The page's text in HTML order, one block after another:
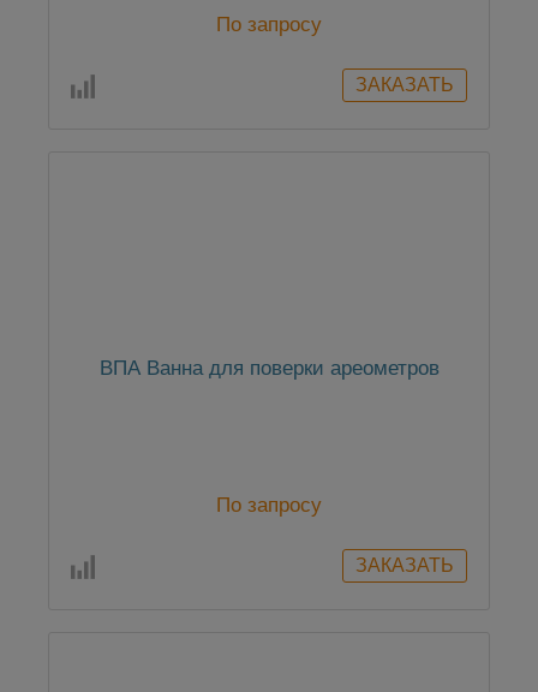
По запросу
ВПА Ванна для поверки ареометров
По запросу